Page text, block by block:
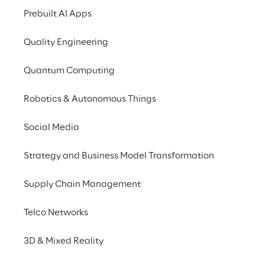
Prebuilt AI Apps
Quality Engineering
Quantum Computing
Robotics & Autonomous Things
Social Media
Strategy and Business Model Transformation
Supply Chain Management
Telco Networks
3D & Mixed Reality
Business Automation
Generative AI